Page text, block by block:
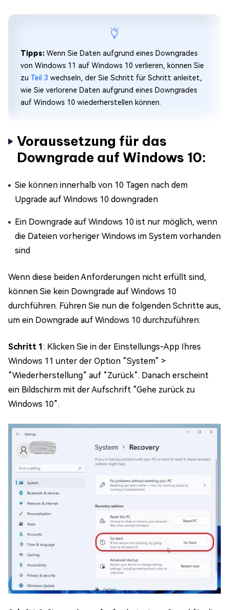
Tipps: Wenn Sie Daten aufgrund eines Downgrades
von Windows 11 auf Windows 10 verlieren, können Sie
zu Teil 3 wechseln, der Sie Schritt für Schritt anleitet,
wie Sie verlorene Daten aufgrund eines Downgrades
auf Windows 10 wiederherstellen können.
Voraussetzung für das
Downgrade auf Windows 10:
Sie können innerhalb von 10 Tagen nach dem
Upgrade auf Windows 10 downgraden
Ein Downgrade auf Windows 10 ist nur möglich, wenn
die Dateien vorheriger Windows im System vorhanden
sind
Wenn diese beiden Anforderungen nicht erfüllt sind,
können Sie kein Downgrade auf Windows 10
durchführen. Führen Sie nun die folgenden Schritte aus,
um ein Downgrade auf Windows 10 durchzuführen:
Schritt 1: Klicken Sie in der Einstellungs-App Ihres
Windows 11 unter der Option “System” >
“Wiederherstellung” auf “Zurück”. Danach erscheint
ein Bildschirm mit der Aufschrift “Gehe zurück zu
Windows 10”.